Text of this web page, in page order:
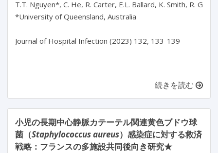
T.T. Nguyen*, C. He, R. Carter, E.L. Ballard, K. Smith, R.
*University of Queensland, Australia
Journal of Hospital Infection (2023) 132, 133-139
続きを読む
小児の長期中心静脈カテーテル関連黄色ブドウ球
菌（Staphylococcus aureus）感染症に対する救済
戦略：フランスの多施設共同後向き研究★